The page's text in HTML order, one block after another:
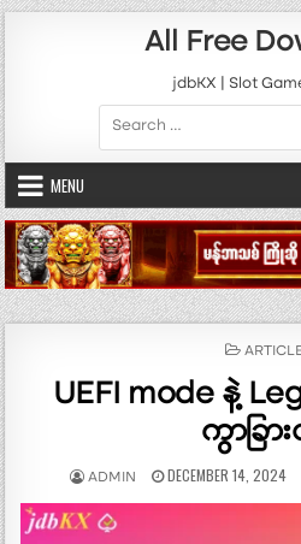
Skip to content
All Free
jdbKX | Slot
Search for:
MENU
POSTED
UEFI mode နဲ့
ကွာခြာ
AUTHOR:
ADMIN PUBLISHED DATE:
DECEMBER 14, 2024